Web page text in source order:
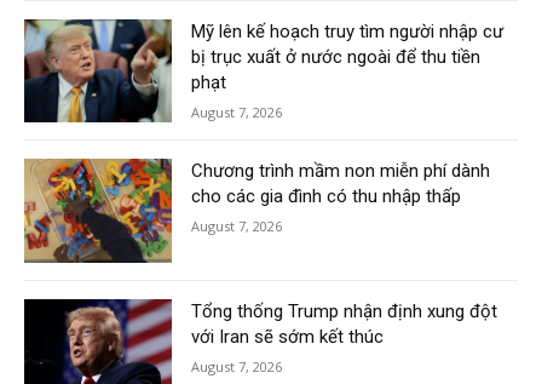
Mỹ lên kế hoạch truy tìm người nhập cư
bị trục xuất ở nước ngoài để thu tiền
phạt
August 7, 2026
Chương trình mầm non miễn phí dành
cho các gia đình có thu nhập thấp
August 7, 2026
Tổng thống Trump nhận định xung đột
với Iran sẽ sớm kết thúc
August 7, 2026